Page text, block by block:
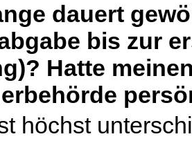
dauert
bis zur
Hatte
höchst